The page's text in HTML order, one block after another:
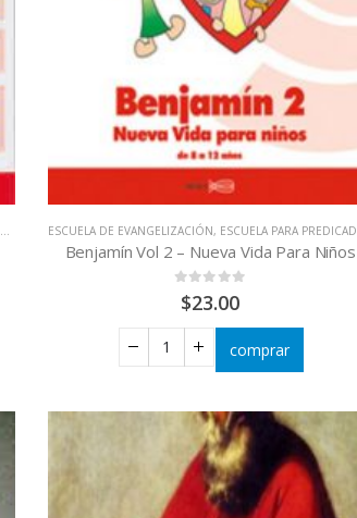
EVANGELIZACIÓN - RENOVACIÓN
ESCUELA DE EVANGELIZACIÓN, ESCUELA PARA PREDICADORES
Benjamín Vol 2 – Nueva Vida Para Niños
out of 5
$23.00
comprar